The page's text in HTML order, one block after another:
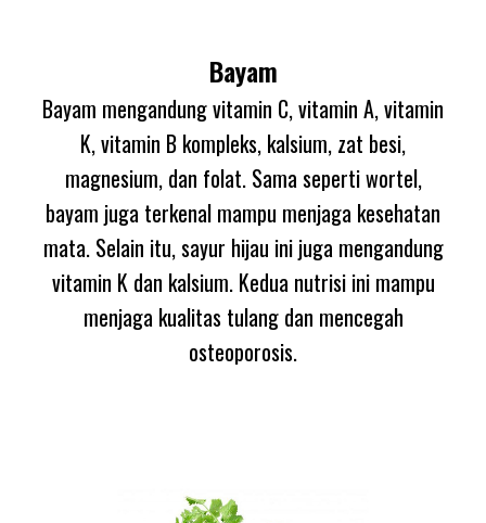
Bayam
Bayam mengandung vitamin C, vitamin A, vitamin
K, vitamin B kompleks, kalsium, zat besi,
magnesium, dan folat. Sama seperti wortel,
bayam juga terkenal mampu menjaga kesehatan
mata. Selain itu, sayur hijau ini juga mengandung
vitamin K dan kalsium. Kedua nutrisi ini mampu
menjaga kualitas tulang dan mencegah
osteoporosis.